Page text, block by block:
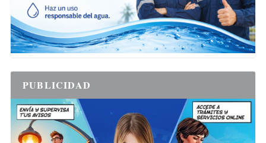
PUBLICIDAD